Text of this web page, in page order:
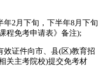
2月下旬，下半年8月下旬
程免考申请表》备注);
证件向市、县(区)教育招
关主考院校)提交免考材